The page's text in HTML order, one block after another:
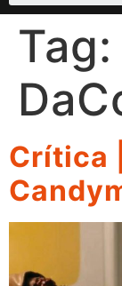
Tag:
Crítica